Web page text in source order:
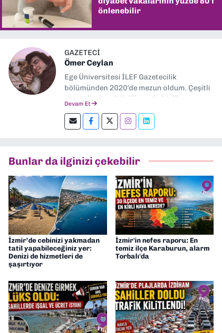
önlenebilir
GAZETECİ
Ömer Ceylan
Ege Üniversitesi İLEF Gazetecilik
bölümünden 2020'de mezun oldum. Çeşitli
gazetelerde editörlük, muhabirlik yaptım.
editörlük yapıyorum.
Devam Et
Bunlar da ilginizi çekebilir
İzmir’de cebinizi yakmadan
tatil yapabileceğiniz yer:
Denizi de hizmetleri de
şaşırtıyor
İzmir'in nefes raporu: En
temiz ilçe Karaburun, alarm
Torbalı'da